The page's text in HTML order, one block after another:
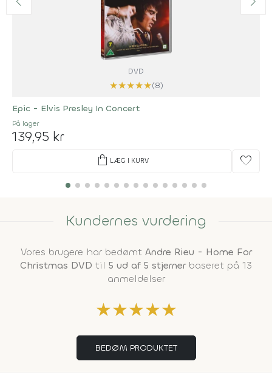
DVD
★★★★★(8)
Epic - Elvis Presley In Concert
På lager
139,95 kr
shopping_bag LÆG I KURV favorite
Kundernes vurdering
Vores brugere har bedømt Andre Rieu - Home For
Christmas DVD til 5 ud af 5 stjernerbaseret på 13
anmeldelser
★★★★★
BEDØM PRODUKTET